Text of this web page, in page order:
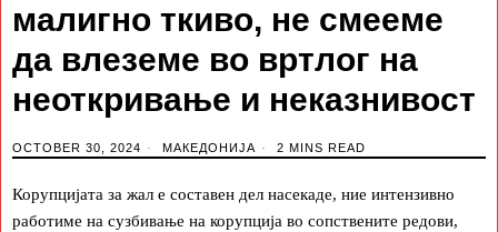
малигно ткиво, не смееме
да влеземе во вртлог на
неоткривање и неказнивост
OCTOBER 30, 2024 МАКЕДОНИЈА 2 MINS READ
Корупцијата за жал е составен дел насекаде, ние интензивно
работиме на сузбивање на корупција во сопствените редови,